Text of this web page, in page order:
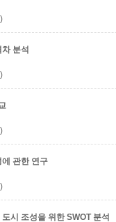
분석
관한 연구
시 조성을 위한 SWOT 분석